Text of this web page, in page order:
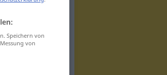
Speichern von
von